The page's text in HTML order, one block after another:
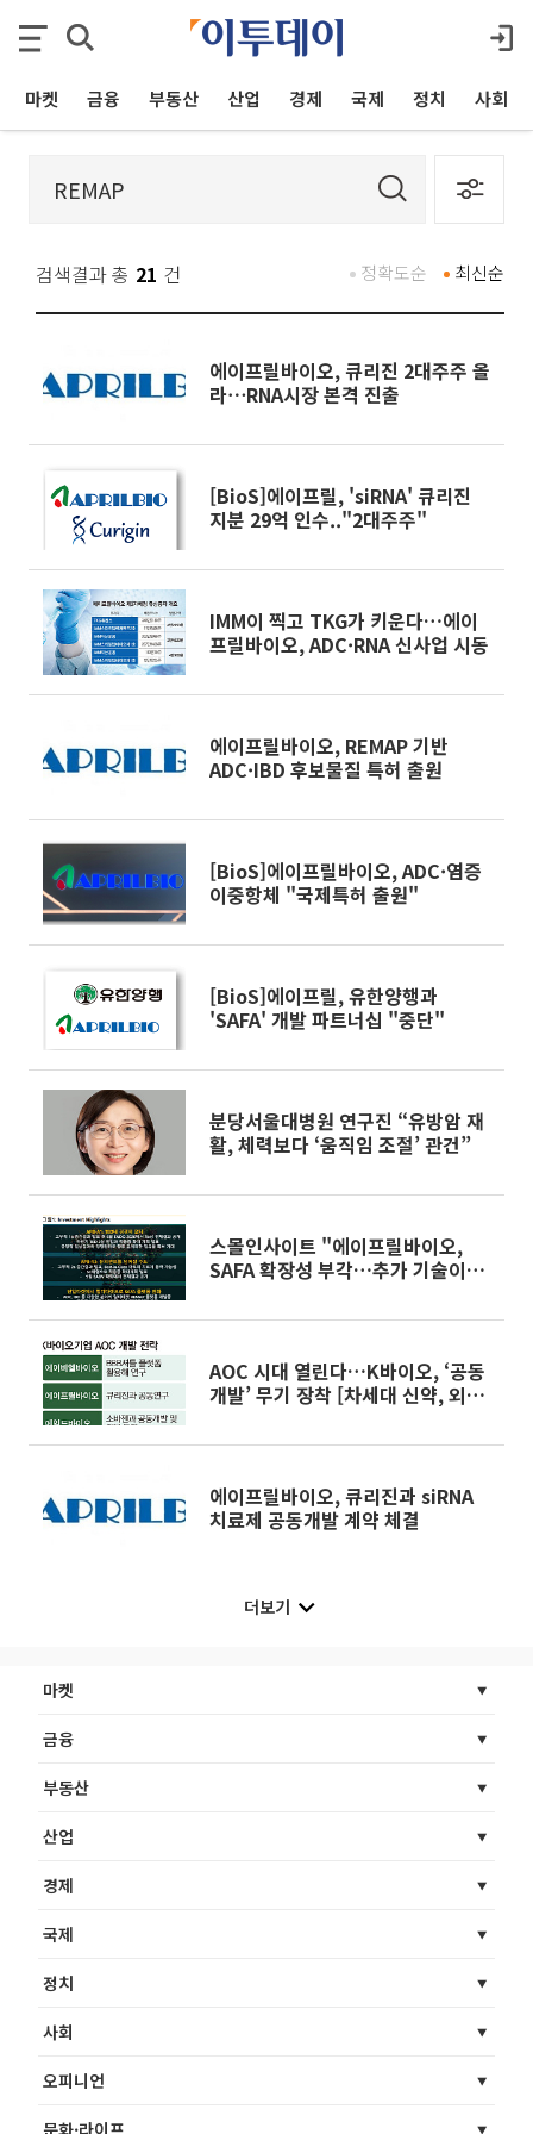
마켓 금융 부동산 산업 경제 국제 정치 사회
검색결과 총 21 건 최신순
정확도순
에이프릴바이오, 큐리진 2대주주 올
라⋯RNA시장 본격 진출
[BioS]에이프릴, 'siRNA' 큐리진
지분 29억 인수.."2대주주"
IMM이 찍고 TKG가 키운다…에이
프릴바이오, ADC·RNA 신사업 시동
에이프릴바이오, REMAP 기반
ADC·IBD 후보물질 특허 출원
[BioS]에이프릴바이오, ADC·염증
이중항체 "국제특허 출원"
[BioS]에이프릴, 유한양행과
'SAFA' 개발 파트너십 "중단"
분당서울대병원 연구진 “유방암 재
활, 체력보다 ‘움직임 조절’ 관건”
스몰인사이트 "에이프릴바이오,
SAFA 확장성 부각…추가 기술이전
AOC 시대 열린다…K바이오, ‘공동
개발’ 무기 장착 [차세대 신약, 외부
에이프릴바이오, 큐리진과 siRNA
치료제 공동개발 계약 체결
더보기
마켓
금융
부동산
산업
경제
국제
정치
사회
오피니언
문화·라이프